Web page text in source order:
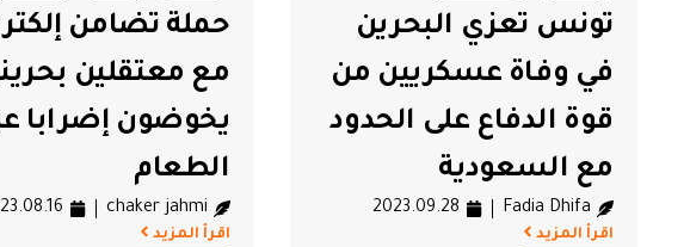
#وزارة الشؤون الخارجية
تونس تعزي البحرين
في وفاة عسكريين من
قوة الدفاع على الحدود
مع السعودية
Fadia Dhifa
2023.09.28
اقرأ المزيد
حملة تضامن
مع معتقلين
يخوضون إضرابا
الطعام
chaker jahmi
اقرأ المزيد